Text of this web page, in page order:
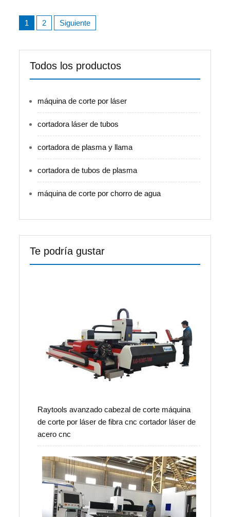
Navegación
de
1 2 Siguiente
Todos los productos
máquina de corte por láser
cortadora láser de tubos
cortadora de plasma y llama
cortadora de tubos de plasma
máquina de corte por chorro de agua
Te podría gustar
Raytools avanzado cabezal de corte máquina
de corte por láser de fibra cnc cortador láser de
acero cnc